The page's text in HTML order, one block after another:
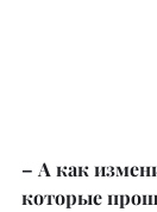
– А как
которые